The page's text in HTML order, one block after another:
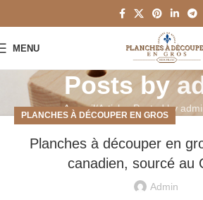
MENU
Posts by
Accueil Articles Posted by
PLANCHES À DÉCOUPER EN GROS
Planches à découper en
canadien, sourcé au
Admin